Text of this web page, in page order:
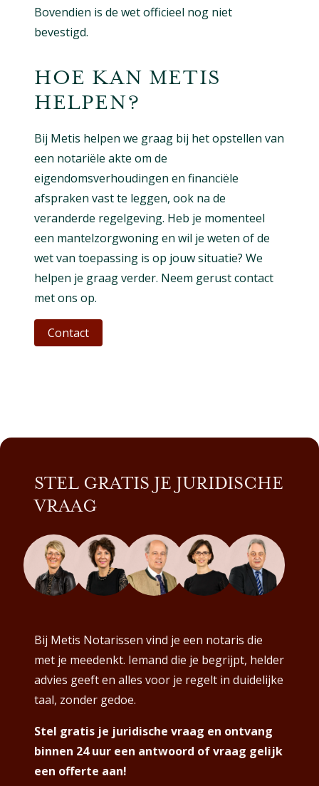
Bovendien is de wet officieel nog niet
bevestigd.
HOE KAN METIS
HELPEN?
Bij Metis helpen we graag bij het opstellen van
een notariële akte om de
eigendomsverhoudingen en financiële
afspraken vast te leggen, ook na de
veranderde regelgeving. Heb je momenteel
een mantelzorgwoning en wil je weten of de
wet van toepassing is op jouw situatie? We
helpen je graag verder. Neem gerust contact
met ons op.
Contact
STEL GRATIS JE JURIDISCHE
VRAAG
Bij Metis Notarissen vind je een notaris die
met je meedenkt. Iemand die je begrijpt, helder
advies geeft en alles voor je regelt in duidelijke
taal, zonder gedoe.
Stel gratis je juridische vraag en ontvang
binnen 24 uur een antwoord of vraag gelijk
een offerte aan!